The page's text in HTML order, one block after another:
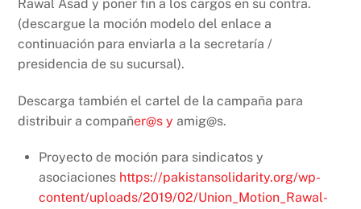
Rawal Asad y poner fin a los cargos en su contra.
(descargue la moción modelo del enlace a
continuación para enviarla a la secretaría /
presidencia de su sucursal).
Descarga también el cartel de la campaña para
distribuir a compañer@s y amig@s.
Proyecto de moción para sindicatos y
asociaciones https://pakistansolidarity.org/wp-
content/uploads/2019/02/Union_Motion_Rawal-